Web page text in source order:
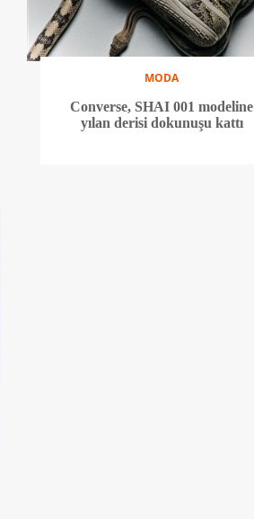
MODA
Converse, SHAI 001 modeline
yılan derisi dokunuşu kattı